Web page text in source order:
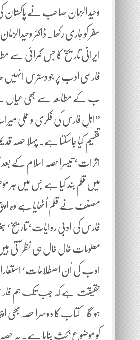
وحیدالزمان صاحب نے پاکستان
سفر کو جاری رکھا. ڈاکٹر
ایرانی تاریخ کا جس گہرائی سے
فارسی ادب پر جو دسترس انہیں
ب کے مطالعہ سے بھی عیاں
”اہلِ فارس کی فکری وعملی
تقسیم کیا جاسکتا ہے۔ پہلا
اثرات‘ تیسرا حصہ اسلام کے
میں قلم بند کیا ہے جس میں ہر
مصنف نے قلم اُٹھایا ہے وہ
فارس کی ادبی روایات‘ تاریخ‘
معلومات خال خال ہی نظر آتی
ادب کی اُن اصطلاحات‘
حقیقت ہے کہ جب تک ہم فارسی
ہو گا۔ کتاب کا دوسرا حصہ
کو موضوعِ بحث بنایا ہے۔ یہ